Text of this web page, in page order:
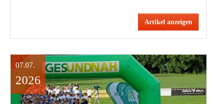
Artikel anzeigen
07.07.
2026